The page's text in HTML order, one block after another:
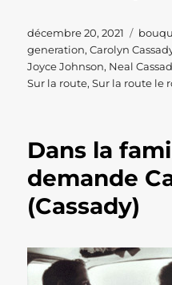
Publié
le
décembre 20, 2021
generation,Carolyn
Joyce Johnson, Neal
Sur la route,Sur la route le
Dans la
demande
(Cassady)